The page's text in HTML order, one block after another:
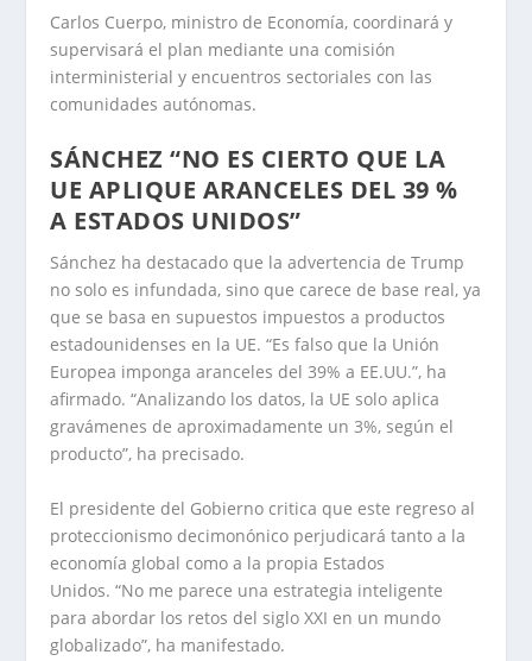
Carlos Cuerpo, ministro de Economía, coordinará y
supervisará el plan mediante una comisión
interministerial y encuentros sectoriales con las
comunidades autónomas.
SÁNCHEZ “NO ES CIERTO QUE LA
UE APLIQUE ARANCELES DEL 39 %
A ESTADOS UNIDOS”
Sánchez ha destacado que la advertencia de Trump
no solo es infundada, sino que carece de base real, ya
que se basa en supuestos impuestos a productos
estadounidenses en la UE. “Es falso que la Unión
Europea imponga aranceles del 39% a EE.UU.”, ha
afirmado. “Analizando los datos, la UE solo aplica
gravámenes de aproximadamente un 3%, según el
producto”, ha precisado.
El presidente del Gobierno critica que este regreso al
proteccionismo decimonónico perjudicará tanto a la
economía global como a la propia Estados
Unidos. “No me parece una estrategia inteligente
para abordar los retos del siglo XXI en un mundo
globalizado”, ha manifestado.